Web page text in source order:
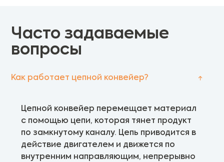
Часто задаваемые
вопросы
Как работает цепной конвейер?
Цепной конвейер перемещает материал
с помощью цепи, которая тянет продукт
по замкнутому каналу. Цепь приводится в
действие двигателем и движется по
внутренним направляющим, непрерывно